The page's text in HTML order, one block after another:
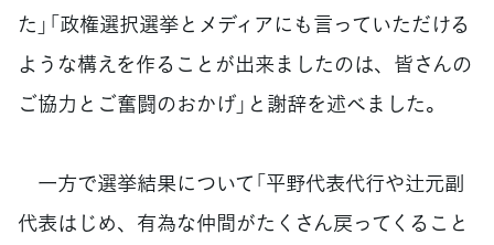
た」「政権選択選挙とメディアにも言っていただける
ような構えを作ることが出来ましたのは、皆さんの
ご協力とご奮闘のおかげ」と謝辞を述べました。
一方で選挙結果について「平野代表代行や辻元副
代表はじめ、有為な仲間がたくさん戻ってくること